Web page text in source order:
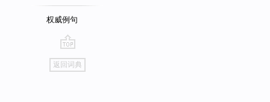
权威例句
go
top
返回词典